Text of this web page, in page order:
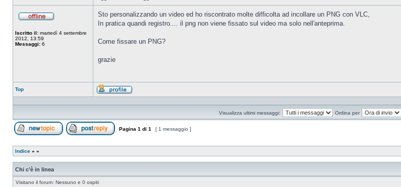
Iscritto il: martedì 4 settembre
2012, 13:59
Messaggi: 6
Sto personalizzando un video ed ho riscontrato molte difficolta ad incollare un PNG con VLC,
In pratica quandi registro.... il png non viene fissato sul video ma solo nell'anteprima.
Come fissare un PNG?
grazie
Top
Profilo
Visualizza ultimi messaggi:
Ordina per
Pagina 1 di 1 [ 1 messaggio ]
Indice » »
Chi c’è in linea
Visitano il forum: Nessuno e 0 ospiti